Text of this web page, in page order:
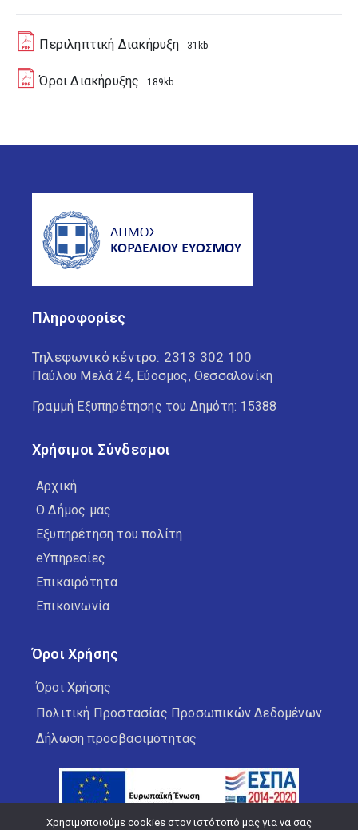
Περιληπτική Διακήρυξη 31kb
Όροι Διακήρυξης 189kb
Πληροφορίες
Τηλεφωνικό κέντρο: 2313 302 100
Παύλου Μελά 24, Εύοσμος, Θεσσαλονίκη
Γραμμή Εξυπηρέτησης του Δημότη: 15388
Χρήσιμοι Σύνδεσμοι
Αρχική
Ο Δήμος μας
Εξυπηρέτηση του πολίτη
eΥπηρεσίες
Επικαιρότητα
Επικοινωνία
Όροι Χρήσης
Όροι Χρήσης
Πολιτική Προστασίας Προσωπικών Δεδομένων
Δήλωση προσβασιμότητας
Χρησιμοποιούμε cookies στον ιστότοπό μας για να σας